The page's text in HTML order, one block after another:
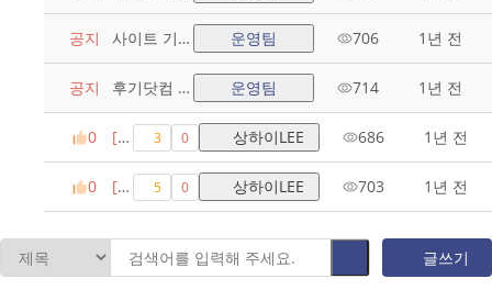
법 알려드립
니다.
공지
사이트 기본
원칙
운영팀 706 1년 전
공지
후기닷컴 소
개
운영팀 714 1년 전
0
[음
식
점]
카
3 0 상하이LEE 686 1년 전
0
[음
식
가
5 0 상하이LEE 703 1년 전
글쓰기